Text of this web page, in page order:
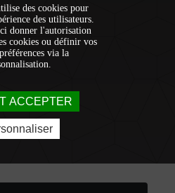
des cookies pour
des utilisateurs.
donner l'autorisation
cookies ou définir vos
via la
ACCEPTER